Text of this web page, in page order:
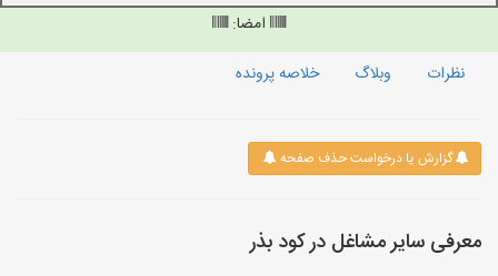
امضا:
نظرات
وبلاگ خلاصه پرونده
گزارش یا درخواست حذف صفحه
معرفی سایر مشاغل در کود بذر